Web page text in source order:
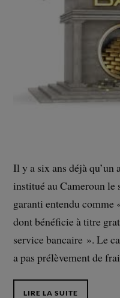
Il y a six ans déjà qu’un
institué au Cameroun
garanti entendu
dont bénéficie à titre
service bancaire ». Le
a pas prélèvement de
LIRE LA SUITE